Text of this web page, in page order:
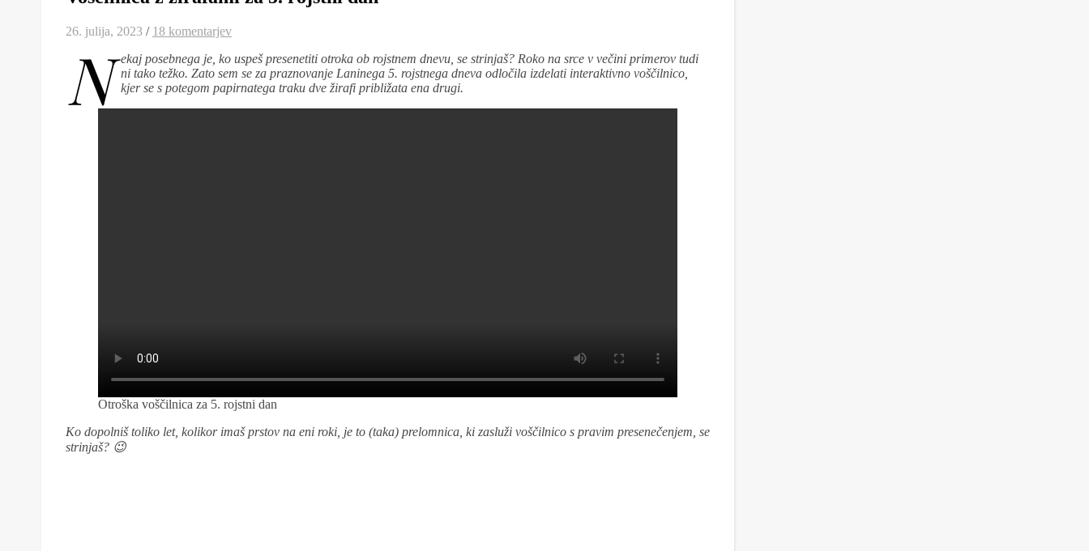
26. julija, 2023 / 18 komentarjev
N
ekaj posebnega je, ko uspeš presenetiti otroka ob rojstnem dnevu, se strinjaš? Roko na srce v večini primerov tudi
ni tako težko. Zato sem se za praznovanje Laninega 5. rojstnega dneva odločila izdelati interaktivno voščilnico,
kjer se s potegom papirnatega traku dve žirafi približata ena drugi.
Otroška voščilnica za 5. rojstni dan
Ko dopolniš toliko let, kolikor imaš prstov na eni roki, je to (taka) prelomnica, ki zasluži voščilnico s pravim presenečenjem, se
strinjaš? 😉